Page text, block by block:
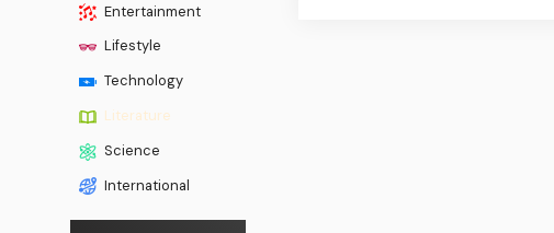
Entertainment
Lifestyle
Technology
Literature
Science
International